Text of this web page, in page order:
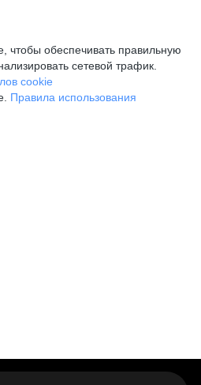
обеспечивать правильную
сетевой трафик.
cookie
Правила использования